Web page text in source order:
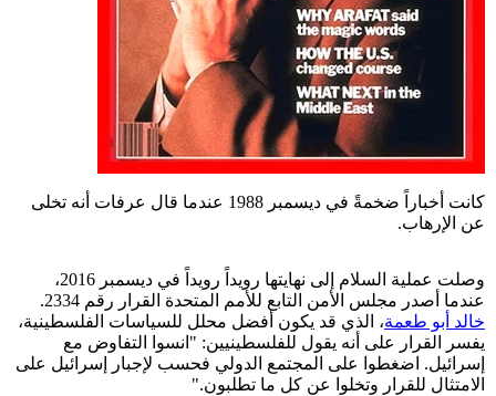
كانت أخباراً ضخمةً في ديسمبر 1988 عندما قال عرفات أنه تخلى
عن الإرهاب.
وصلت عملية السلام إلى نهايتها رويداً رويداً في ديسمبر 2016،
عندما أصدر مجلس الأمن التابع للأمم المتحدة القرار رقم 2334.
خالد أبو طعمة، الذي قد يكون أفضل محلل للسياسات الفلسطينية،
يفسر القرار على أنه يقول للفلسطينيين: "انسوا التفاوض مع
إسرائيل. اضغطوا على المجتمع الدولي فحسب لإجبار إسرائيل على
الامتثال للقرار وتخلوا عن كل ما تطلبون."